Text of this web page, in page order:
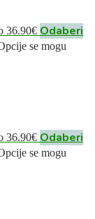
36.90€ Odaberi
se mogu
36.90€ Odaberi
se mogu